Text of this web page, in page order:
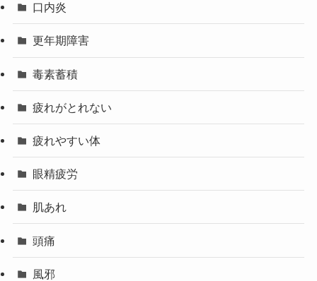
口内炎
更年期障害
毒素蓄積
疲れがとれない
疲れやすい体
眼精疲労
肌あれ
頭痛
風邪